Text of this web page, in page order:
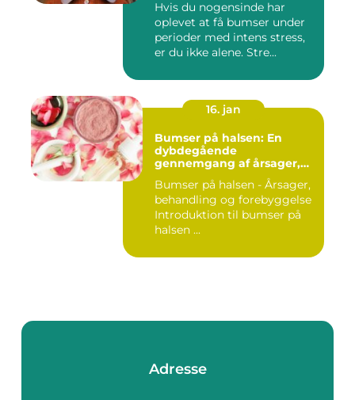
Hvis du nogensinde har
oplevet at få bumser under
perioder med intens stress,
er du ikke alene. Stre...
16. jan
Bumser på halsen: En
dybdegående
gennemgang af årsager,
forebyggelse
Bumser på halsen - Årsager,
behandling og forebyggelse
Introduktion til bumser på
halsen ...
Adresse